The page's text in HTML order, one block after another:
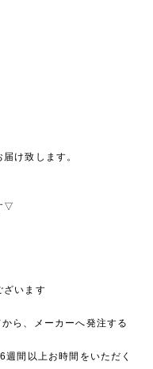
け致します。
▽
ざいます
ら、メーカーへ発注する
間以上お時間をいただく